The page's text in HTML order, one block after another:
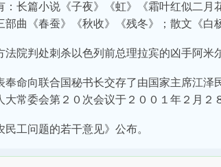
长篇小说《子夜》《虹》《霜叶红似二月
曲《春蚕》《秋收》《残冬》；散文《白
院判处刺杀以色列前总理拉宾的凶手阿米
奉命向联合国秘书长交存了由国家主席江
常委会第２０次会议于２００１年２月２
工问题的若干意见》公布。